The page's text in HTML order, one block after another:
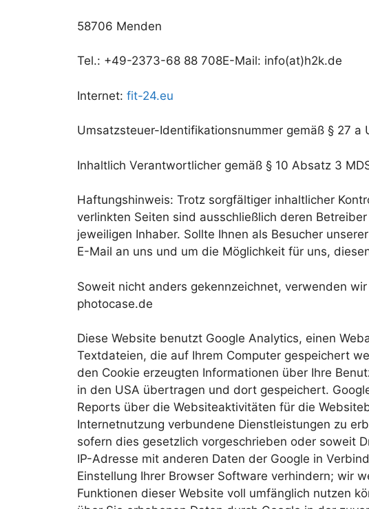
58706 Menden
Tel.: +49-2373-68 88 708E-Mail: info(at)h2k.de
Internet: fit-24.eu
Umsatzsteuer-Identifikationsnummer gemäß § 27 a
Inhaltlich Verantwortlicher gemäß § 10 Absatz 3
Haftungshinweis: Trotz sorgfältiger inhaltlicher
verlinkten Seiten sind ausschließlich deren
jeweiligen Inhaber. Sollte Ihnen als Besucher
E-Mail an uns und um die Möglichkeit für uns,
Soweit nicht anders gekennzeichnet, verwenden
photocase.de
Diese Website benutzt Google Analytics, einen
Textdateien, die auf Ihrem Computer gespeichert
den Cookie erzeugten Informationen über Ihre
in den USA übertragen und dort gespeichert.
Reports über die Websiteaktivitäten für die
Internetnutzung verbundene Dienstleistungen zu
sofern dies gesetzlich vorgeschrieben oder soweit
IP-Adresse mit anderen Daten der Google in
Einstellung Ihrer Browser Software verhindern; wir
Funktionen dieser Website voll umfänglich nutzen